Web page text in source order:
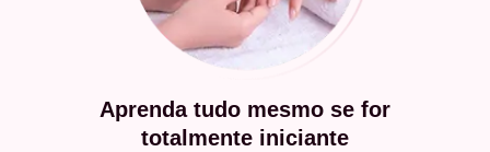
Aprenda tudo mesmo se for
totalmente iniciante